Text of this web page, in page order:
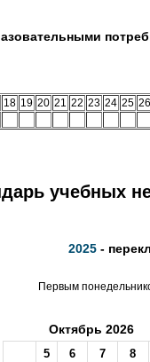
18 19 20 21 22 23 24 25 26
учебных
2025 -
Первым
Октябрь 2026
5 6 7
8